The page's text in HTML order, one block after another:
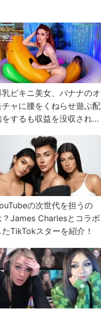
乳ビキニ美女、バナナのオ
チャに腰をくねらせ遊ぶ配
をするも収益を没収され
は新カテゴリを創設
の次世代を担うの
？James Charlesとコラボ
たTikTokスターを紹介！